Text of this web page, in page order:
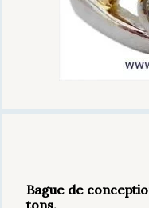
Bague de
tons,